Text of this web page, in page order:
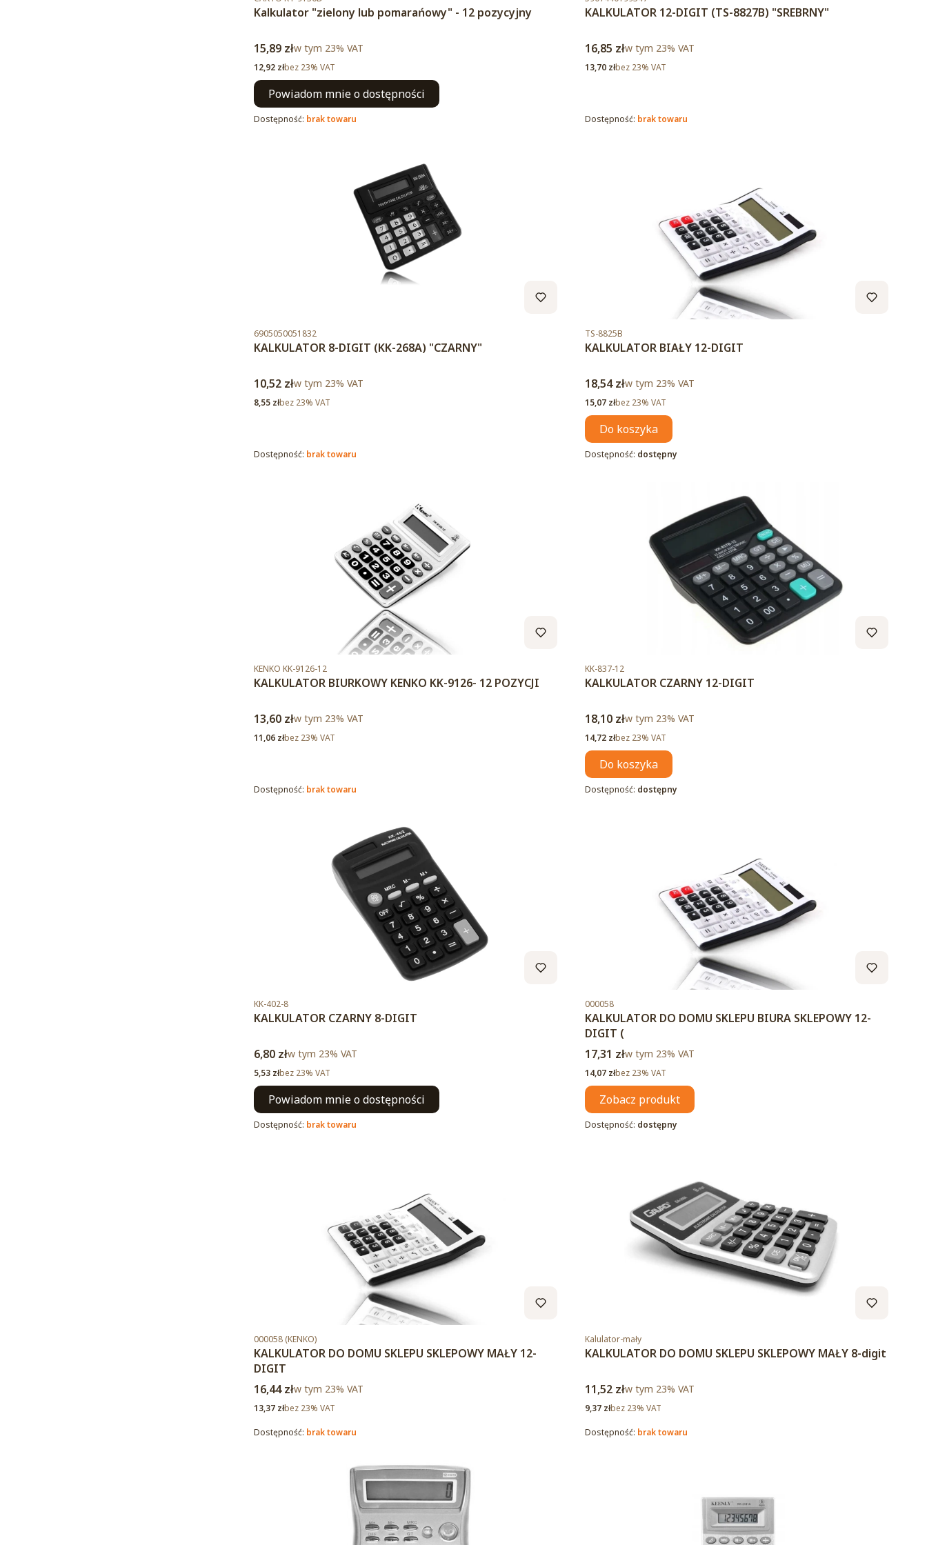
Kalkulator "zielony lub pomarańowy" - 12 pozycyjny
Cena brutto
15,89 złw tym %s VAT
w tym 23% VAT
Cena netto
12,92 złbez 23% VAT
Powiadom mnie o dostępności
Dostępność: brak towaru
KALKULATOR 12-DIGIT (TS-8827B) "SREBRNY"
Cena brutto
16,85 złw tym %s VAT
w tym 23% VAT
Cena netto
13,70 złbez 23% VAT
Dostępność: brak towaru
Kod produktu
6905050051832
KALKULATOR 8-DIGIT (KK-268A) "CZARNY"
Cena brutto
10,52 złw tym %s VAT
w tym 23% VAT
Cena netto
8,55 złbez 23% VAT
Dostępność: brak towaru
Kod produktu
TS-8825B
KALKULATOR BIAŁY 12-DIGIT
Cena brutto
18,54 złw tym %s VAT
w tym 23% VAT
Cena netto
15,07 złbez 23% VAT
Do koszyka
Dostępność: dostępny
Kod produktu
KENKO KK-9126-12
KALKULATOR BIURKOWY KENKO KK-9126- 12 POZYCJI
Cena brutto
13,60 złw tym %s VAT
w tym 23% VAT
Cena netto
11,06 złbez 23% VAT
Dostępność: brak towaru
Kod produktu
KK-837-12
KALKULATOR CZARNY 12-DIGIT
Cena brutto
18,10 złw tym %s VAT
w tym 23% VAT
Cena netto
14,72 złbez 23% VAT
Do koszyka
Dostępność: dostępny
Kod produktu
KK-402-8
KALKULATOR CZARNY 8-DIGIT
Cena brutto
6,80 złw tym %s VAT
w tym 23% VAT
Cena netto
5,53 złbez 23% VAT
Powiadom mnie o dostępności
Dostępność: brak towaru
Kod produktu
000058
KALKULATOR DO DOMU SKLEPU BIURA SKLEPOWY 12-
DIGIT (
Cena brutto
17,31 złw tym %s VAT
w tym 23% VAT
Cena netto
14,07 złbez 23% VAT
Zobacz produkt
Dostępność: dostępny
Kod produktu
000058 (KENKO)
KALKULATOR DO DOMU SKLEPU SKLEPOWY MAŁY 12-
DIGIT
Cena brutto
16,44 złw tym %s VAT
w tym 23% VAT
Cena netto
13,37 złbez 23% VAT
Dostępność: brak towaru
Kod produktu
Kalulator-mały
KALKULATOR DO DOMU SKLEPU SKLEPOWY MAŁY 8-digit
Cena brutto
11,52 złw tym %s VAT
w tym 23% VAT
Cena netto
9,37 złbez 23% VAT
Dostępność: brak towaru